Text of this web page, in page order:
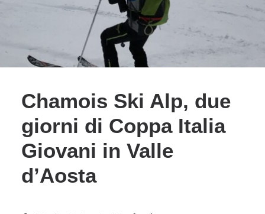
Chamois Ski Alp, due
giorni di Coppa Italia
Giovani in Valle
d’Aosta